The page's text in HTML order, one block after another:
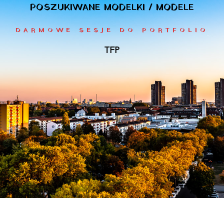
POSZUKIWANE MODELKI / MODELE
DARMOWE SESJE DO PORTFOLIO
TFP